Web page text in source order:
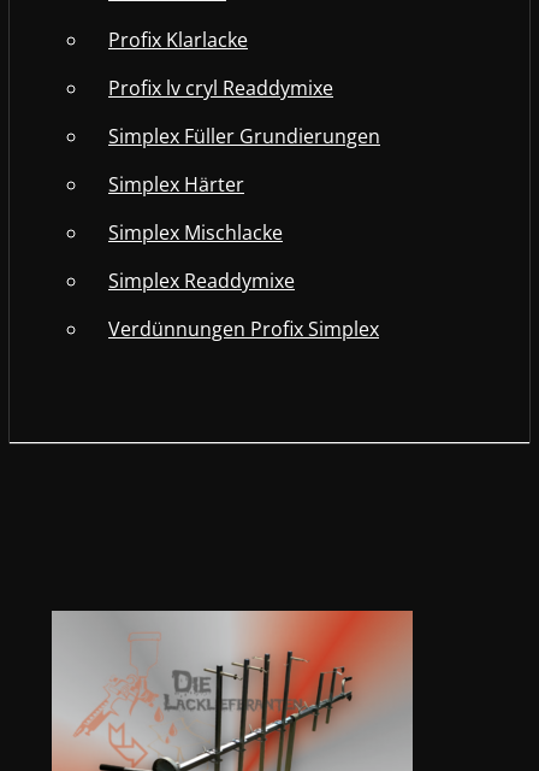
Profix Klarlacke
Profix lv cryl Readdymixe
Simplex Füller Grundierungen
Simplex Härter
Simplex Mischlacke
Simplex Readdymixe
Verdünnungen Profix Simplex